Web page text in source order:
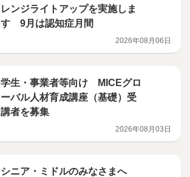
レンジライトアップを実施しま
す 9月は認知症月間
2026年08月06日
学生・事業者等向け MICEグロ
ーバル人材育成講座（基礎）受
講者を募集
2026年08月03日
シニア・ミドルのみなさまへ